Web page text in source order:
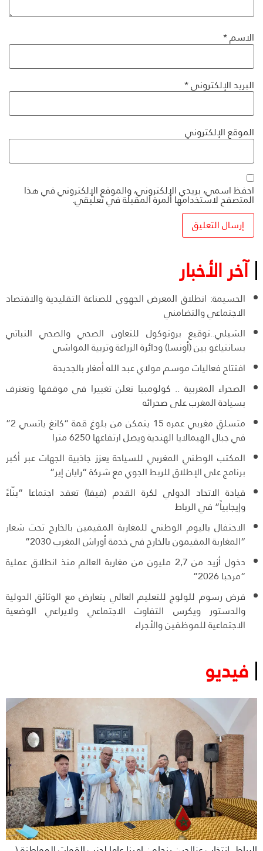
الاسم*
البريد الإلكتروني*
الموقع الإلكتروني
احفظ اسمي، بريدي الإلكتروني، والموقع الإلكتروني في هذا
المتصفح لاستخدامها المرة المقبلة في تعليقي.
آخر الأخبار
الحسيمة: انطلاق المعرض الجهوي للصناعة التقليدية والاقتصاد
الاجتماعي والتضامني
الشيلي..توقيع بروتوكول للتعاون الصحي والصحي النباتي
بسانتياغو بين (أونسا) ودائرة الزراعة وتربية المواشي
افتتاح فعاليات موسم مولاي عبد الله أمغار بالجديدة
الصحراء المغربية .. كولومبيا تعلن تغييرا في موقفها وتعترف
بسيادة المغرب على صحرائه
متسلق مغربي عمره 15 يتمكن من بلوغ قمة “كانغ ياتسي 2”
في جبال الهيمالايا الهندية ويصل ارتفاعها 6250 مترا
المكتب الوطني المغربي للسياحة يعزز جاذبية الجهات عبر أكبر
برنامج على الإطلاق للربط الجوي مع شركة “رايان إير”
قيادة الاتحاد الدولي لكرة القدم (فيفا) تعقد اجتماعا “بنّاءً
وإيجابياً” في الرباط
الاحتفال باليوم الوطني للمغاربة المقيمين بالخارج تحت شعار
“المغاربة المقيمون بالخارج في خدمة أوراش المغرب 2030”
دخول أزيد من 2,7 مليون من مغاربة العالم منذ انطلاق عملية
“مرحبا 2026”
فرض رسوم للولوج للتعليم العالي يتعارض مع الوثائق الدولية
والدستور ويكرس التفاوت الاجتماعي ولايراعي الوضعية
الاجتماعية للموظفين والأجراء
فيديو